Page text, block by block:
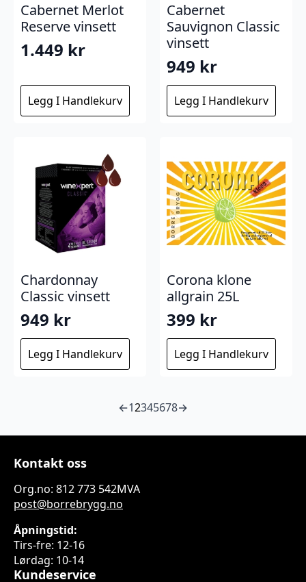
Cabernet Merlot
Reserve vinsett
1.449 kr
Legg I Handlekurv
Cabernet
Sauvignon Classic
vinsett
949 kr
Legg I Handlekurv
Chardonnay
Classic vinsett
949 kr
Legg I Handlekurv
Corona klone
allgrain 25L
399 kr
Legg I Handlekurv
←12345678→
Kontakt oss
Org.no: 812 773 542MVA
post@borrebrygg.no
Åpningstid:
Tirs-fre: 12-16
Lørdag: 10-14
Kundeservice